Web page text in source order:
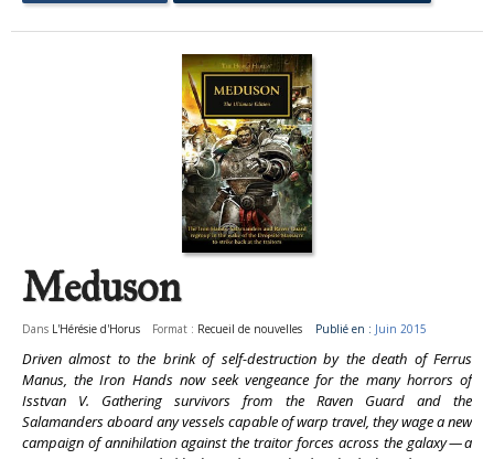
Meduson
Dans L'Hérésie d'Horus Format : Recueil de nouvelles Publié en : Juin 2015
Driven almost to the brink of self-destruction by the death of Ferrus
Manus, the Iron Hands now seek vengeance for the many horrors of
Isstvan V. Gathering survivors from the Raven Guard and the
Salamanders aboard any vessels capable of warp travel, they wage a new
campaign of annihilation against the traitor forces across the galaxy — a